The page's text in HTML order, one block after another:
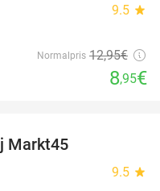
9.5 star
Normalpris 12,95€
8,95€
Markt45
9.5 star